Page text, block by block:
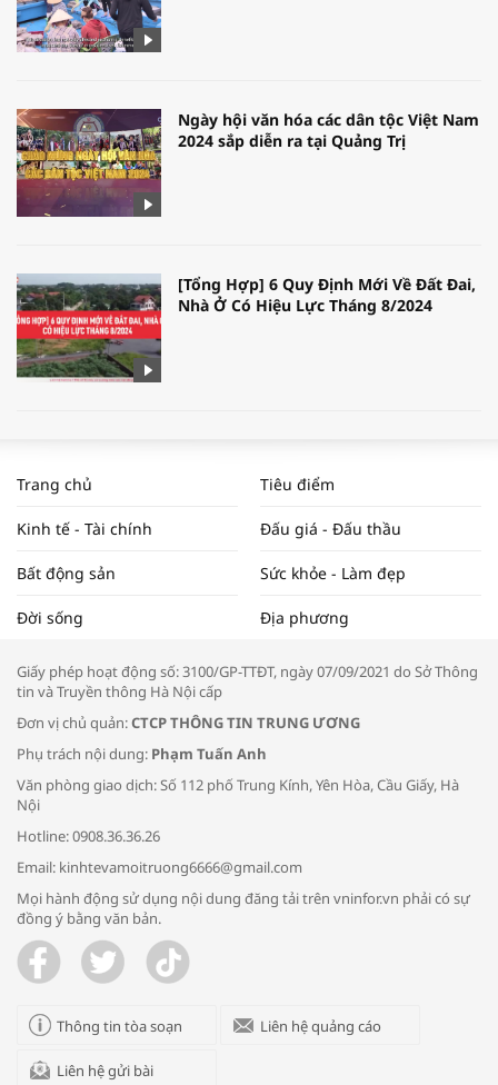
Ngày hội văn hóa các dân tộc Việt Nam
2024 sắp diễn ra tại Quảng Trị
[Tổng Hợp] 6 Quy Định Mới Về Đất Đai,
Nhà Ở Có Hiệu Lực Tháng 8/2024
NAM NĂM 2024 VÀ NĂM 2025 | NHỊP
ĐẬP THỊ TRƯỜNG #62
Tọa đàm “Xúc tiến thương mại: Khơi
Bác sĩ tư vấn cách phòng tránh bệnh
đường hô hấp trong thời tiết giao mùa
Trao yêu thương cho em
Trang chủ Tiêu điểm
Kinh tế - Tài chính Đấu giá - Đấu thầu
Bất động sản Sức khỏe - Làm đẹp
Đời sống Địa phương
Giấy phép hoạt động số: 3100/GP-TTĐT, ngày 07/09/2021 do Sở Thông
tin và Truyền thông Hà Nội cấp
Đơn vị chủ quản:CTCP THÔNG TIN TRUNG ƯƠNG
Phụ trách nội dung: Phạm Tuấn Anh
Văn phòng giao dịch: Số 112 phố Trung Kính, Yên Hòa, Cầu Giấy, Hà
Nội
Hotline: 0908.36.36.26
Email: kinhtevamoitruong6666@gmail.com
Mọi hành động sử dụng nội dung đăng tải trên vninfor.vn phải có sự
đồng ý bằng văn bản.
Thông tin tòa soạn Liên hệ quảng cáo
Liên hệ gửi bài